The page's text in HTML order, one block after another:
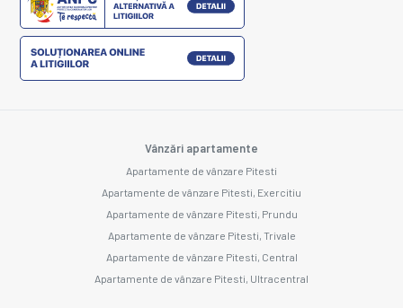
Vânzări apartamente
Apartamente de vânzare Pitesti
Apartamente de vânzare Pitesti, Exercitiu
Apartamente de vânzare Pitesti, Prundu
Apartamente de vânzare Pitesti, Trivale
Apartamente de vânzare Pitesti, Central
Apartamente de vânzare Pitesti, Ultracentral